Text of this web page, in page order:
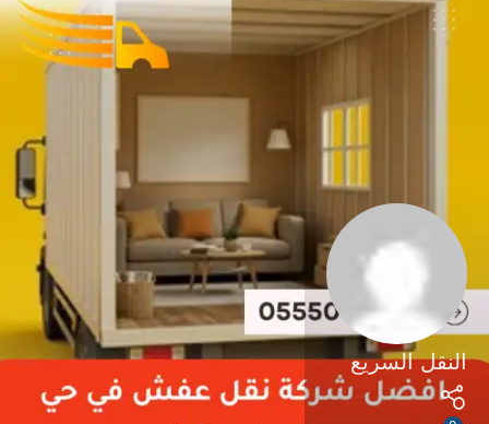
النقل السريع